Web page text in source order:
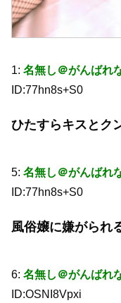
1: 名無し＠がんばれ
ID:77hn8s+S0
ひたすらキスとク
5: 名無し＠がんばれ
ID:77hn8s+S0
風俗嬢に嫌がられ
6: 名無し＠がんばれ
ID:OSNI8Vpxi